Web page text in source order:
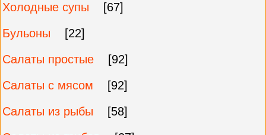
Холодные супы
[67]
Бульоны
[22]
Салаты простые
[92]
Салаты с мясом
[92]
Салаты из рыбы
[58]